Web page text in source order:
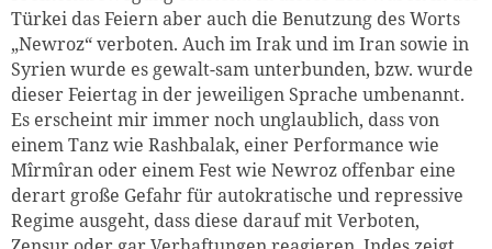
Türkei das Feiern aber auch die Benutzung des Worts
„Newroz“ verboten. Auch im Irak und im Iran sowie in
Syrien wurde es gewalt-sam unterbunden, bzw. wurde
dieser Feiertag in der jeweiligen Sprache umbenannt.
Es erscheint mir immer noch unglaublich, dass von
einem Tanz wie Rashbalak, einer Performance wie
Mîrmîran oder einem Fest wie Newroz offenbar eine
derart große Gefahr für autokratische und repressive
Regime ausgeht, dass diese darauf mit Verboten,